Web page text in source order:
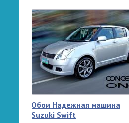
Обои Надежная машина
Suzuki Swift